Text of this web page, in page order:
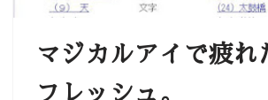
マジカルアイで疲れ
フレッシュ。